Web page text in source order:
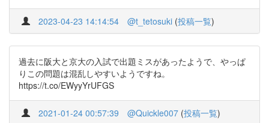
2023-04-23 14:14:54 @t_tetosuki (投稿一覧)
過去に阪大と京大の入試で出題ミスがあったようで、やっぱ
りこの問題は混乱しやすいようですね。
https://t.co/EWyyYrUFGS
2021-01-24 00:57:39 @Quickle007 (投稿一覧)